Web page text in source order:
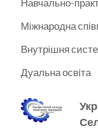
Міжнародна
Внутрішня
Дуальна освіта